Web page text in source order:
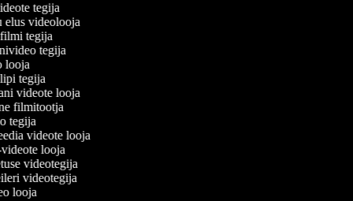
tegija
elus videolooja
filmi tegija
tegija
looja
tegija
videote looja
filmitootja
tegija
videote looja
videote looja
videotegija
videotegija
looja